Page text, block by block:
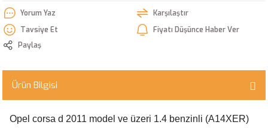
Yorum Yaz
Karşılaştır
Tavsiye Et
Fiyatı Düşünce Haber Ver
Paylaş
Ürün Bilgisi
Opel corsa d 2011 model ve üzeri 1.4 benzinli (A14XER)